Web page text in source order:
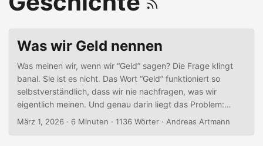
Was wir Geld nennen
Was meinen wir, wenn wir “Geld” sagen? Die Frage klingt
banal. Sie ist es nicht. Das Wort “Geld” funktioniert so
selbstverständlich, dass wir nie nachfragen, was wir
eigentlich meinen. Und genau darin liegt das Problem:
Hinter einem einzigen Begriff verbergen sich
März 1, 2026 · 6 Minuten · 1136 Wörter · Andreas Artmann